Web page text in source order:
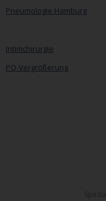
Pneumologie Hamburg
Intimchirurgie
PO-Vergrößerung